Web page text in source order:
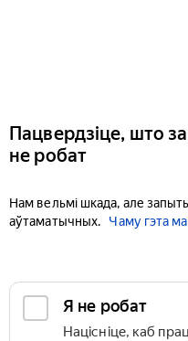
Пацвердзіце, што
не робат
Нам вельмі шкада, але
аўтаматычных.
Чаму гэта
Я не робат
Націсніце, каб